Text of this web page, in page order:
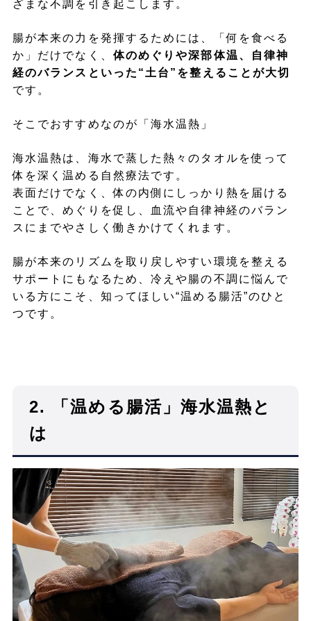
ざまな不調を引き起こします。
腸が本来の力を発揮するためには、「何を食べる
か」だけでなく、 体のめぐりや深部体温、自律神
経のバランスといった“土台”を整えることが大切
です。
そこでおすすめなのが「海水温熱」
海水温熱は、海水で蒸した熱々のタオルを使って
体を深く温める自然療法です。
表面だけでなく、体の内側にしっかり熱を届ける
ことで、めぐりを促し、血流や自律神経のバラン
スにまでやさしく働きかけてくれます。
腸が本来のリズムを取り戻しやすい環境を整える
サポートにもなるため、冷えや腸の不調に悩んで
いる方にこそ、知ってほしい“温める腸活”のひと
つです。
2. 「温める腸活」海水温熱と
は